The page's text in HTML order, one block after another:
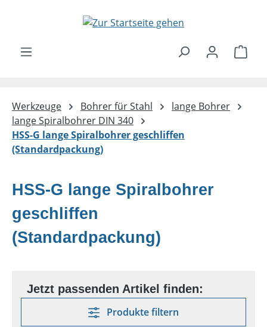
Zum Hauptinhalt springen
Werkzeuge Bohrer für Stahl
lange Bohrer
lange Spiralbohrer DIN 340
HSS-G lange Spiralbohrer geschliffen
(Standardpackung)
HSS-G lange Spiralbohrer
geschliffen
(Standardpackung)
Produkte filtern